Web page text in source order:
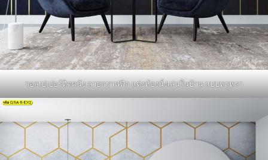
วอลเปเปอร์ติดผนัง ลายกราฟฟิก แต่งห้องนั่งเล่นในบ้าน แบบหรูหรา